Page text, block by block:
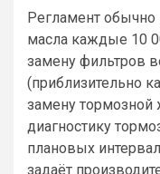
Регламент обычно
масла каждые 10
замену фильтров
(приблизительно
замену
диагностику
плановых
задаёт